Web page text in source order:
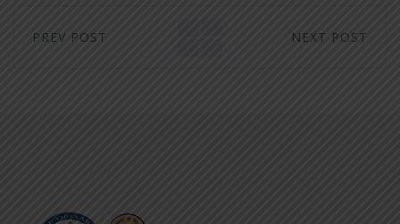
PREV POST NEXT POST